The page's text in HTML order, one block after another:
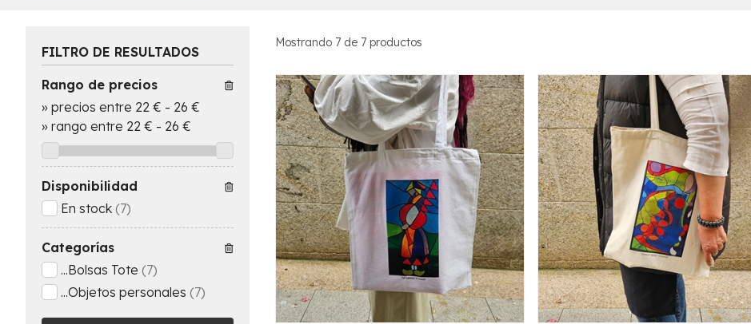
Mostrando 7 de 7 productos
FILTRO DE RESULTADOS
Rango de precios
» precios entre 22 € - 26 €
» rango entre 22 € - 26 €
Disponibilidad
En stock (7)
Categorías
...Bolsas Tote (7)
...Objetos personales (7)